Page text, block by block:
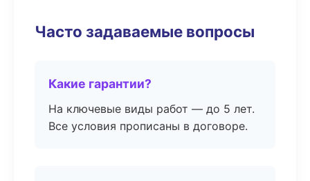
Часто задаваемые вопросы
Какие гарантии?
На ключевые виды работ — до 5 лет.
Все условия прописаны в договоре.